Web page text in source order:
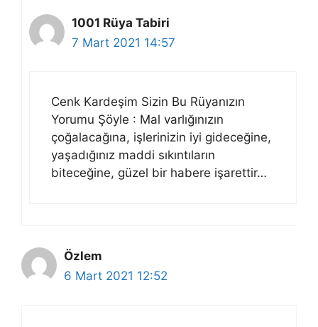
1001 Rüya Tabiri
7 Mart 2021 14:57
Cenk Kardeşim Sizin Bu Rüyanızın
Yorumu Şöyle : Mal varlığınızın
çoğalacağına, işlerinizin iyi gideceğine,
yaşadığınız maddi sıkıntıların
biteceğine, güzel bir habere işarettir…
Özlem
6 Mart 2021 12:52